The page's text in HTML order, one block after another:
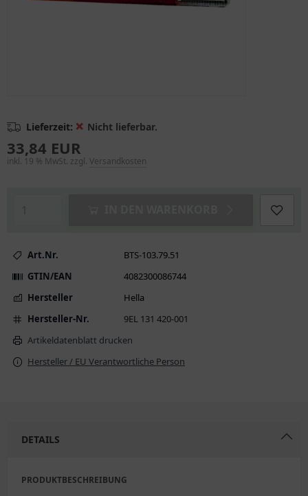
Lieferzeit: ❌ Nicht lieferbar.
33,84 EUR
inkl. 19 % MwSt. zzgl. Versandkosten
Art.Nr.
BTS-103.79.51
GTIN/EAN
4082300086744
Hersteller
Hella
Hersteller-Nr.
9EL 131 420-001
Artikeldatenblatt drucken
Hersteller / EU Verantwortliche Person
DETAILS
PRODUKTBESCHREIBUNG